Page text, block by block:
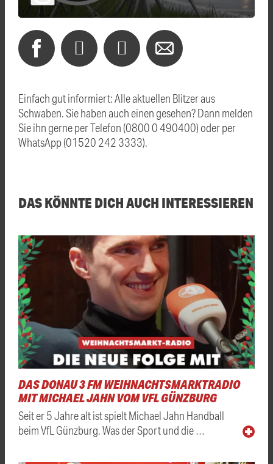
Einfach gut informiert: Alle aktuellen Blitzer aus
Schwaben. Sie haben auch einen gesehen? Dann melden
Sie ihn gerne per Telefon (0800 0 490400) oder per
WhatsApp (01520 242 3333).
DAS KÖNNTE DICH AUCH INTERESSIEREN
DAS DONAU 3 FM WEIHNACHTSMARKTRADIO
MIT MICHAEL JAHN VOM VFL GÜNZBURG
Seit er 5 Jahre alt ist spielt Michael Jahn Handball
beim VfL Günzburg. Was der Sport und die …